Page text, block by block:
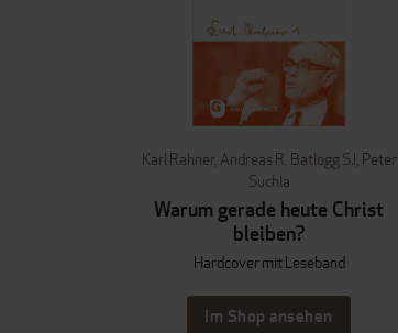
Karl Rahner, Andreas R. Batlogg SJ, Peter
Suchla
Warum gerade heute Christ
bleiben?
Hardcover mit Leseband
Im Shop ansehen